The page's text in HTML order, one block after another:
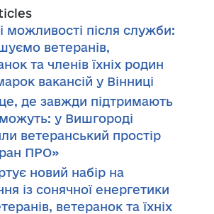
можливості після служби:
ветеранів,
та членів їхніх родин
вакансій у Вінниці
де завжди підтримають
у Вишгороді
ветеранський простір
ПРО»
новий набір на
із сонячної енергетики
ветеранок та їхніх